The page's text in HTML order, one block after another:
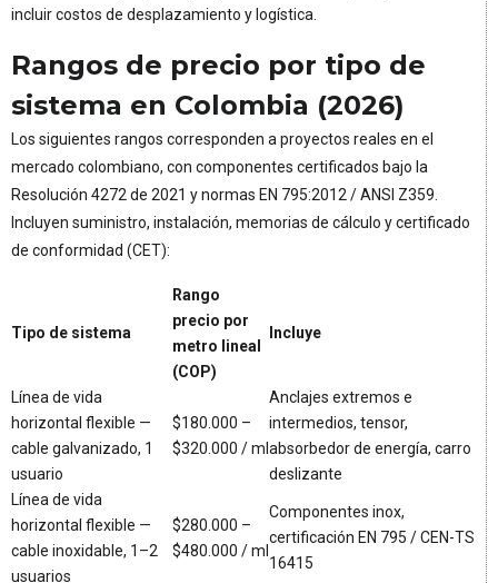
incluir costos de desplazamiento y logística.
Rangos de precio por tipo de
sistema en Colombia (2026)
Los siguientes rangos corresponden a proyectos reales en el
mercado colombiano, con componentes certificados bajo la
Resolución 4272 de 2021 y normas EN 795:2012 / ANSI Z359.
Incluyen suministro, instalación, memorias de cálculo y certificado
de conformidad (CET):
Tipo de sistema
Rango
precio por
metro lineal
(COP)
Incluye
Línea de vida
horizontal flexible —
cable galvanizado, 1
usuario
$180.000 –
$320.000 / ml
Anclajes extremos e
intermedios, tensor,
absorbedor de energía, carro
deslizante
Línea de vida
horizontal flexible —
cable inoxidable, 1–2
usuarios
$280.000 –
$480.000 / ml
Componentes inox,
certificación EN 795 / CEN-TS
16415